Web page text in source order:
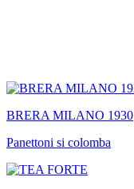
BRERA MILANO 1930
Panettoni si colomba